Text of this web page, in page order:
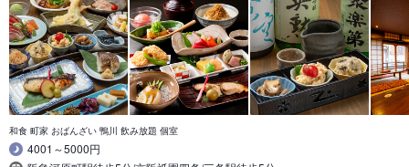
和食 町家 おばんざい 鴨川 飲み放題 個室
4001～5000円